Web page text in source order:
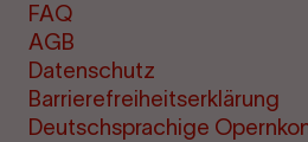
FAQ
AGB
Datenschutz
Barrierefreiheitserklärung
Deutschsprachige